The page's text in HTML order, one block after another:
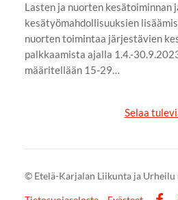
Lasten ja nuorten kesätoiminnan
kesätyömahdollisuuksien
nuorten toimintaa järjestävien
palkkaamista ajalla 1.4.-
määritellään 15-29…
Selaa
© Etelä-Karjalan Liikunta ja Urheilu